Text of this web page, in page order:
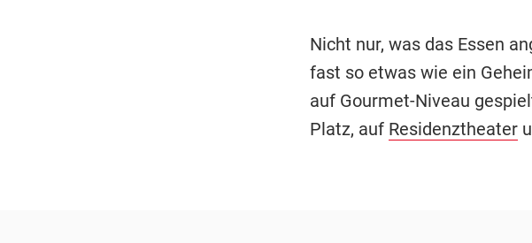
Nicht nur, was das Essen
fast so etwas wie ein
auf Gourmet-Niveau
Platz, auf Residenztheater